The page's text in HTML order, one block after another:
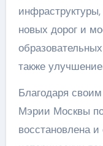
новых дорог и
также
Благодаря
Мэрии Москвы
восстановлена